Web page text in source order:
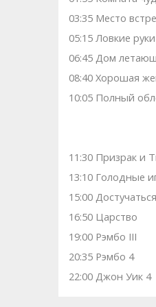
03:35 Место
05:15 Ловкие руки
06:45 Дом
08:40 Хорошая
10:05 Полный
11:30 Призрак и
13:10 Голодные
15:00
16:50 Царство
19:00 Рэмбо III
20:35 Рэмбо 4
22:00 Джон Уик 4